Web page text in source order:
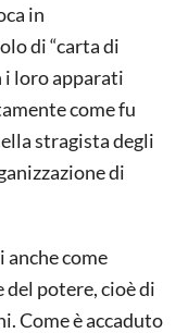
in
di “carta di
i loro apparati
come fu
stragista degli
di
anche come
potere, cioè di
Come è accaduto